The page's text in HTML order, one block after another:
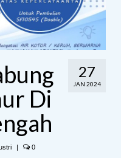
27
JAN 2024
Di
| 0